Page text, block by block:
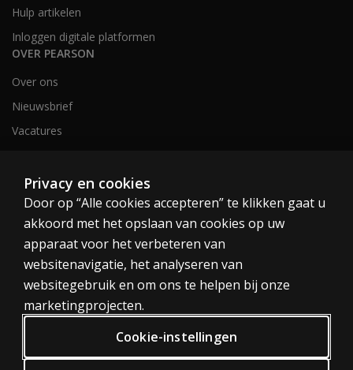
Hulp artikelen
Inloggen digitale platformen
OVER PEARSON
Over ons
Nieuwsbrief
Vacatures
Nederland en België
Cookies
Algemene voorwaarden
Privacy en cookies
Door op “Alle cookies accepteren” te klikken gaat u
akkoord met het opslaan van cookies op uw
apparaat voor het verbeteren van
websitenavigatie, het analyseren van
websitegebruik en om ons te helpen bij onze
marketingprojecten.
Cookie-instellingen